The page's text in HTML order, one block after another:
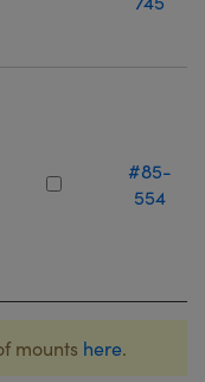
#85-
554
mounts here.